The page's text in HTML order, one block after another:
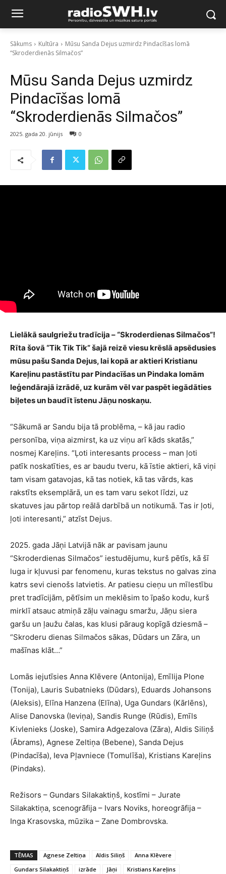
Sākums Kultūra
Mūsu Sanda Dejus uzmirdz Pindacīšas lomā
“Skroderdienās Silmačos”
Mūsu Sanda Dejus uzmirdz
Pindacīšas lomā
“Skroderdienās Silmačos”
2025. gada 20. jūnijs 0
Lielākā saulgriežu tradīcija – “Skroderdienas Silmačos”!
Rīta šovā “Tik Tik Tik” šajā reizē viesu krēslā apsēdusies
mūsu pašu Sanda Dejus, lai kopā ar aktieri Kristianu
Kareļinu pastāstītu par Pindacīšas un Pindaka lomām
leģendārajā izrādē, uz kurām vēl var paspēt iegādāties
biļetes un baudīt īstenu Jāņu noskaņu.
“Sākumā ar Sandu bija tā problēma, – kā jau radio
personība, viņa aizmirst, ka uz viņu arī kāds skatās,”
nosmej Kareļins. “Ļoti interesants process – man ļoti
patīk noskatīties, es ar baudu tveru, kā īstie aktieri, kā viņi
tam visam gatavojas, kā tas notiek, kā tas vārds, kas
rakstīts eksemplārā, un es tam varu sekot līdzi, uz
skatuves jau pārtop reālā darbībā un notikumā. Tas ir ļoti,
ļoti interesanti,” atzīst Dejus.
2025. gada Jāņi Latvijā nāk ar pavisam jaunu
“Skroderdienas Silmačos” iestudējumu, kurš pētīs, kā šī
luga ir kļuvusi par fenomenu, kuras tekstus no galvas zina
katrs sevi cienošs latvietis. Ar patiesu cieņu un mīlestību
pret tradīcijām, pētīsim un meklēsim to īpašo kodu, kurš
mirklī atsauc atmiņā zāļu vainagu smaržu, Jāņu siera
garšu un ļaužu čalas, kas klusi pāraug kopīgā dziesmā –
“Skroderu dienas Silmačos sākas, Dūdars un Zāra, un
mašīnas klāt…”
Lomās iejutīsies Anna Klēvere (Antonija), Emīlija Plone
(Tonija), Lauris Subatnieks (Dūdars), Eduards Johansons
(Aleksis), Elīna Hanzena (Elīna), Uga Gundars (Kārlēns),
Alise Danovska (Ieviņa), Sandis Runge (Rūdis), Emīls
Kivlenieks (Joske), Samira Adgezalova (Zāra), Aldis Siliņš
(Ābrams), Agnese Zeltiņa (Bebene), Sanda Dejus
(Pindacīša), Ieva Pļavniece (Tomulīša), Kristians Kareļins
(Pindaks).
Režisors – Gundars Silakaktiņš, kostīmi – Jurate
Silakaktiņa, scenogrāfija – Ivars Noviks, horeogrāfija –
Inga Krasovska, mūzika – Zane Dombrovska.
TĒMAS Agnese Zeltiņa Aldis Siliņš
Anna Klēvere
Gundars Silakaktiņš
izrāde Jāņi
Kristians Kareļins